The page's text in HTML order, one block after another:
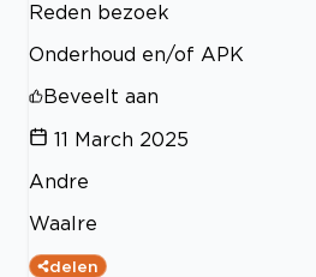
Reden bezoek
Onderhoud en/of APK
Beveelt aan
11 March 2025
Andre
Waalre
delen